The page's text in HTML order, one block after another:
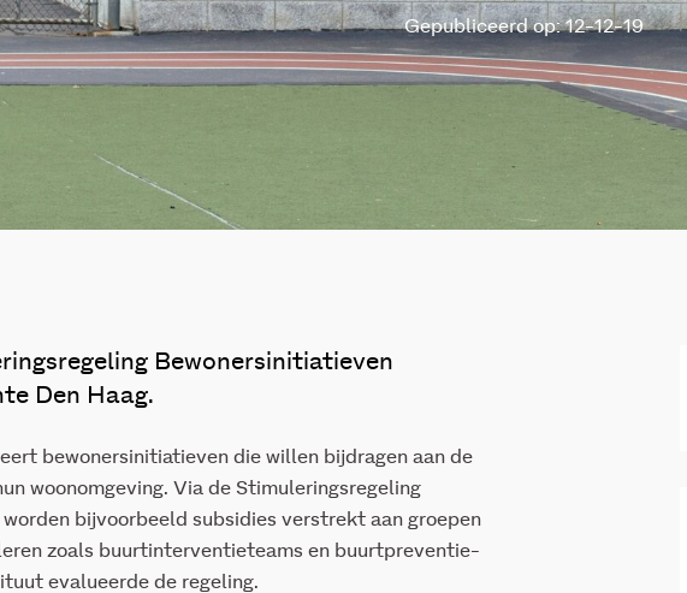
Gepubliceerd op: 12-12-19
Bewonersinitiatieven
Den Haag.
bewonersinitiatieven die willen bijdragen aan de
woonomgeving. Via de Stimuleringsregeling
bijvoorbeeld subsidies verstrekt aan groepen
zoals buurtinterventieteams en buurtpreventie-
evalueerde de regeling.